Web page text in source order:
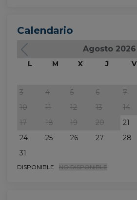
Calendario
Agosto 2026
L M X J V
3
4 5 6 7
10
11 12 13 14
17
18 19 20 21
24
25 26 27 28
31
DISPONIBLE NO DISPONIBLE